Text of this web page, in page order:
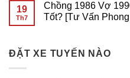
GIÁ
RẺ
TẠI
Xe
7
Chỗ
Đi
Phan
bình
luận
ở
7
Chỗ
19
Th7
Chồng 1986 Vợ
Tốt? [Tư Vấn
luận
ở
ĐẶT XE TUYẾN NÀO